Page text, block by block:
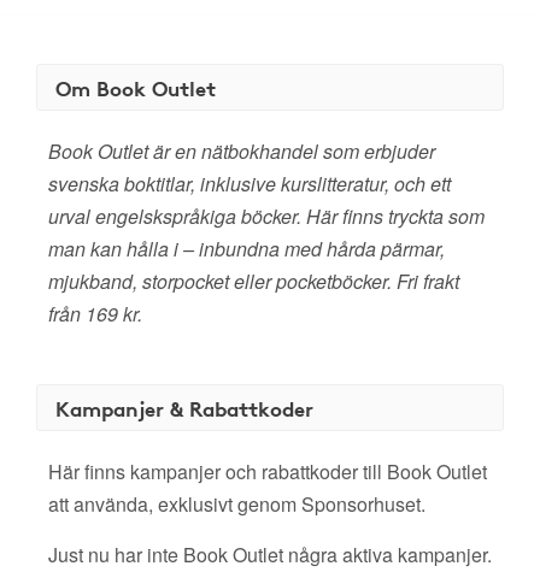
Om Book Outlet
Book Outlet är en nätbokhandel som erbjuder
svenska boktitlar, inklusive kurslitteratur, och ett
urval engelskspråkiga böcker. Här finns tryckta som
man kan hålla i – inbundna med hårda pärmar,
mjukband, storpocket eller pocketböcker. Fri frakt
från 169 kr.
Kampanjer & Rabattkoder
Här finns kampanjer och rabattkoder till Book Outlet
att använda, exklusivt genom Sponsorhuset.
Just nu har inte Book Outlet några aktiva kampanjer.